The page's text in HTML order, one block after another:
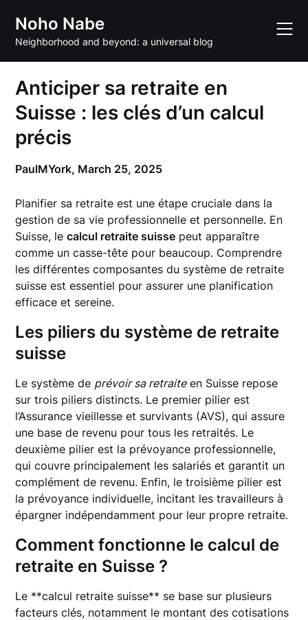
content
Noho Nabe
Neighborhood and beyond: a universal blog
Anticiper sa retraite en
Suisse : les clés d’un calcul
précis
PaulMYork, March 25, 2025
Planifier sa retraite est une étape cruciale dans la
gestion de sa vie professionnelle et personnelle. En
Suisse, lecalcul retraite suisse peut apparaître
comme un casse-tête pour beaucoup. Comprendre
les différentes composantes du système de retraite
suisse est essentiel pour assurer une planification
efficace et sereine.
Les piliers du système de retraite
suisse
Le système de prévoir sa retraiteen Suisse repose
sur trois piliers distincts. Le premier pilier est
l’Assurance vieillesse et survivants (AVS), qui assure
une base de revenu pour tous les retraités. Le
deuxième pilier est la prévoyance professionnelle,
qui couvre principalement les salariés et garantit un
complément de revenu. Enfin, le troisième pilier est
la prévoyance individuelle, incitant les travailleurs à
épargner indépendamment pour leur propre retraite.
Comment fonctionne le calcul de
retraite en Suisse ?
Le **calcul retraite suisse** se base sur plusieurs
facteurs clés, notamment le montant des cotisations